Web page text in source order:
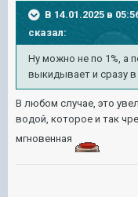
В 14.01.2025 в
сказал:
Ну можно не по 1%, а
выкидывает и сразу в
В любом случае, это
водой, которое и так
мгновенная